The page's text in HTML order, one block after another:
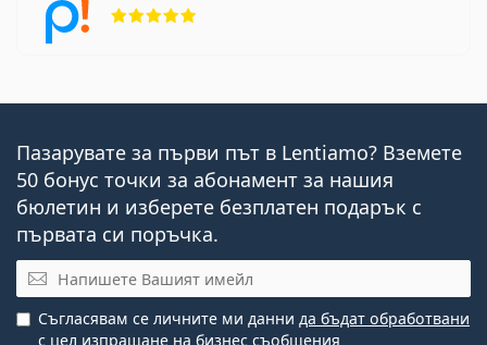
Пазарувате за първи път в Lentiamo? Вземете
50 бонус точки за абонамент за нашия
бюлетин и изберете безплатен подарък с
първата си поръчка.
Имейл
Съгласявам се личните ми данни да бъдат обработвани
с цел изпращане на бизнес съобщения